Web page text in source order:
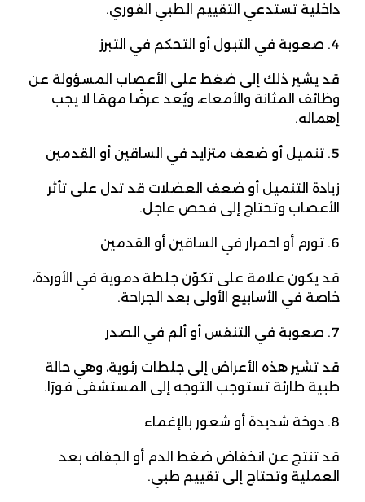
داخلية تستدعي التقييم الطبي الفوري.
صعوبة في التبول أو التحكم في التبرز
قد يشير ذلك إلى ضغط على الأعصاب المسؤولة عن
وظائف المثانة والأمعاء، ويُعد عرضًا مهمًا لا يجب
إهماله.
تنميل أو ضعف متزايد في الساقين أو القدمين
زيادة التنميل أو ضعف العضلات قد تدل على تأثر
الأعصاب وتحتاج إلى فحص عاجل.
تورم أو احمرار في الساقين أو القدمين
قد يكون علامة على تكوّن جلطة دموية في الأوردة،
خاصة في الأسابيع الأولى بعد الجراحة.
صعوبة في التنفس أو ألم في الصدر
قد تشير هذه الأعراض إلى جلطات رئوية، وهي حالة
طبية طارئة تستوجب التوجه إلى المستشفى فورًا.
دوخة شديدة أو شعور بالإغماء
قد تنتج عن انخفاض ضغط الدم أو الجفاف بعد
العملية وتحتاج إلى تقييم طبي.